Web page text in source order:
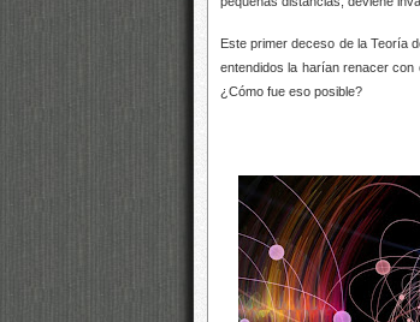
Este primer deceso de la Teoría
entendidos la harían renacer con
¿Cómo fue eso posible?